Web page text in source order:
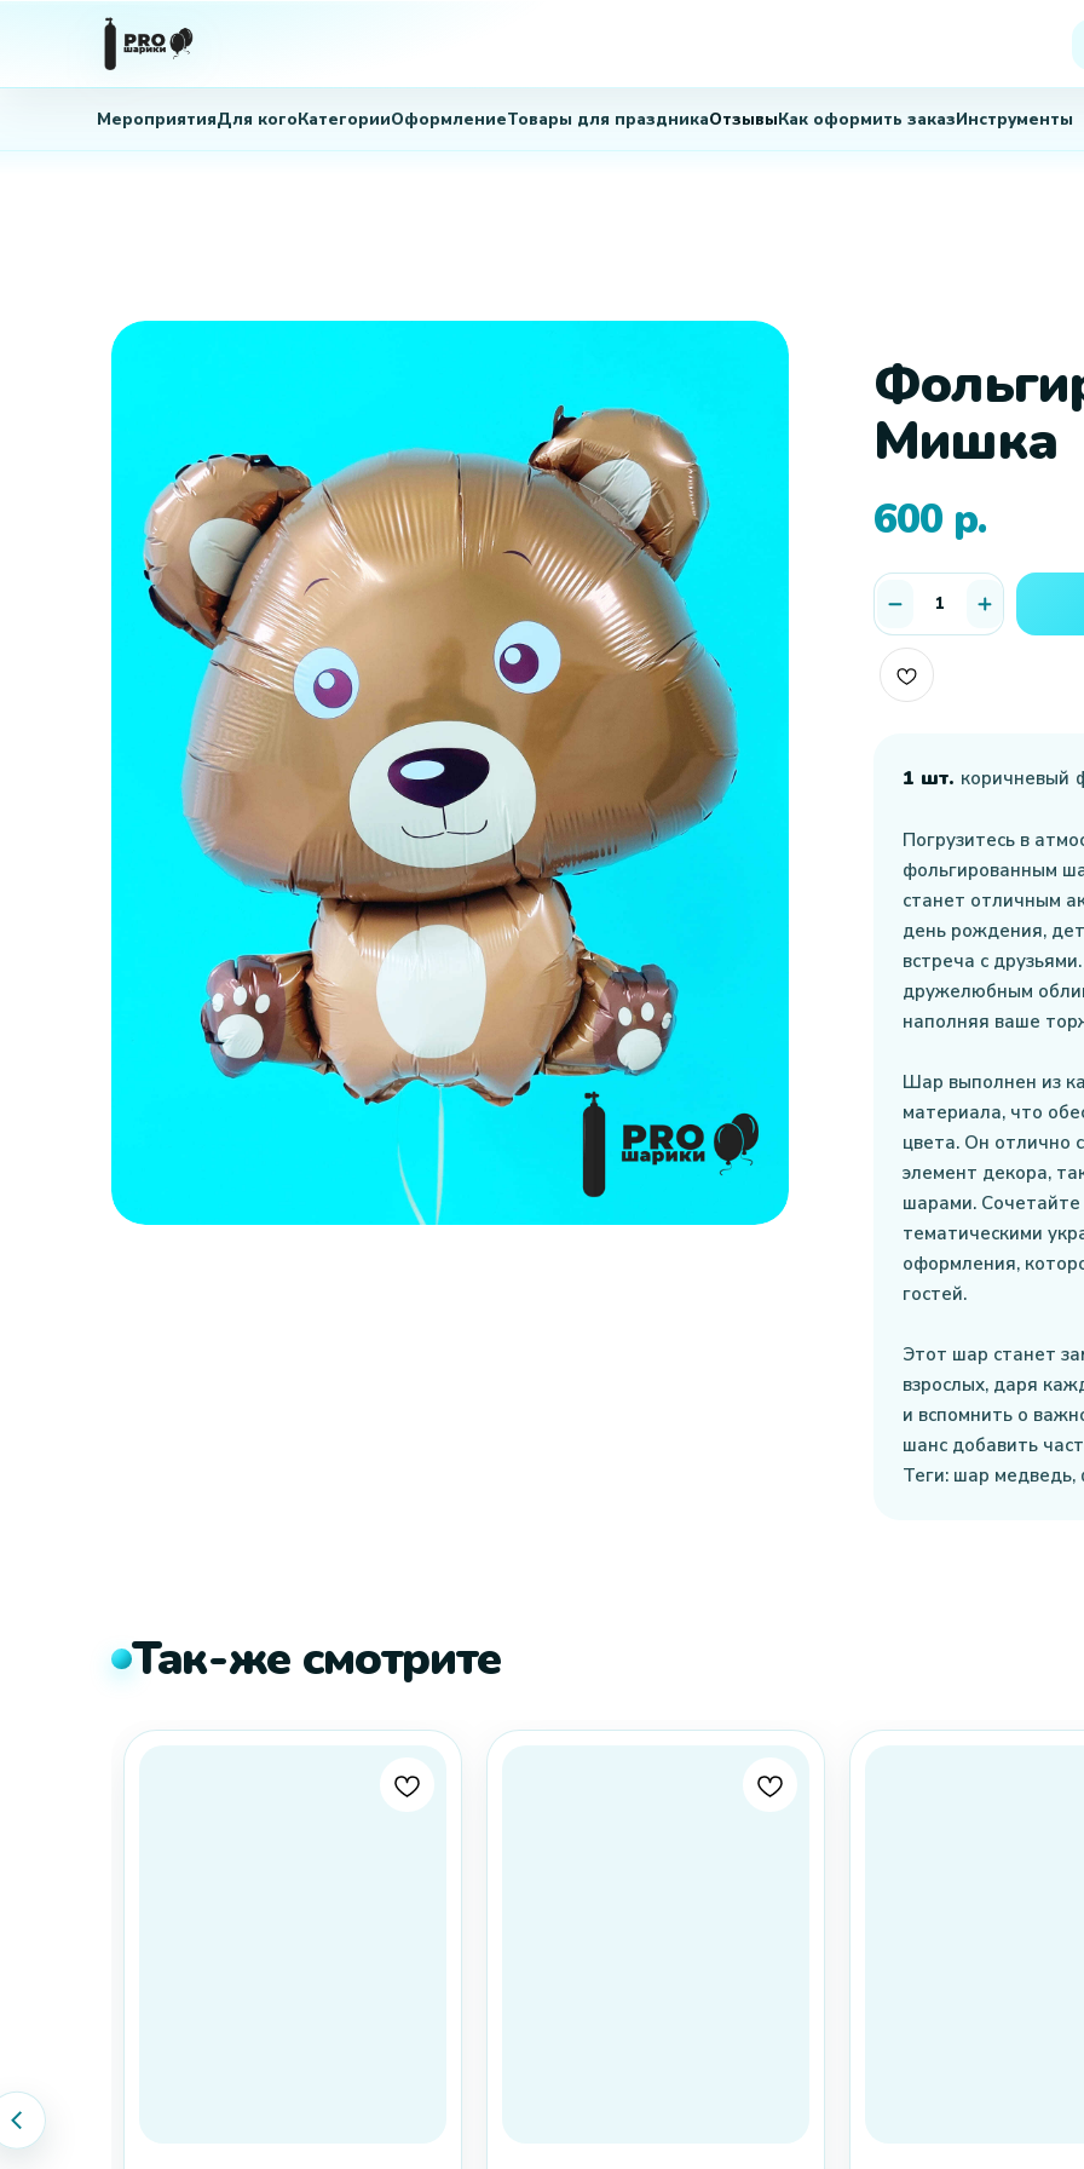
Мишка
600 р.
1 шт. коричневый
Погрузитесь в
фольгированным
станет отличным
день рождения,
встреча с
дружелюбным
наполняя ваше
Шар выполнен из
материала, что
цвета. Он отлично
элемент декора,
шарами.
тематическими
оформления,
гостей.
Этот шар станет
взрослых, даря
и вспомнить о
шанс добавить
Теги: шар
Так-же смотрите